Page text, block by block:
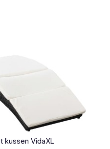
kussen VidaXL